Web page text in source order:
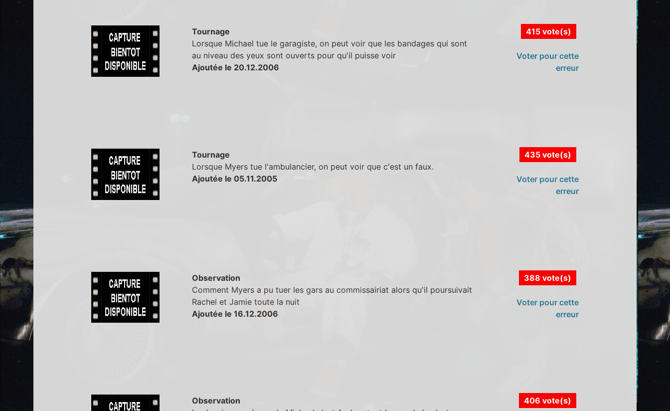
Tournage
Lorsque Michael tue le garagiste, on peut voir que les bandages qui sont
au niveau des yeux sont ouverts pour qu'il puisse voir
Ajoutée le 20.12.2006
415 vote(s)
Voter pour cette
erreur
Tournage
Lorsque Myers tue l'ambulancier, on peut voir que c'est un faux.
Ajoutée le 05.11.2005
435 vote(s)
Voter pour cette
erreur
Observation
Comment Myers a pu tuer les gars au commissairiat alors qu'il poursuivait
Rachel et Jamie toute la nuit
Ajoutée le 16.12.2006
388 vote(s)
Voter pour cette
erreur
Observation
406 vote(s)